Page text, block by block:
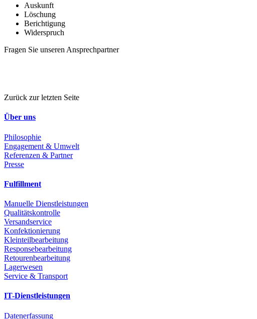
Auskunft
Löschung
Berichtigung
Widerspruch
Fragen Sie unseren Ansprechpartner
Zurück zur letzten Seite
Über uns
Philosophie
Engagement & Umwelt
Referenzen & Partner
Presse
Fulfillment
Manuelle Dienstleistungen
Qualitätskontrolle
Versandservice
Konfektionierung
Kleinteilbearbeitung
Responsebearbeitung
Retourenbearbeitung
Lagerwesen
Service & Transport
IT-Dienstleistungen
Datenerfassung